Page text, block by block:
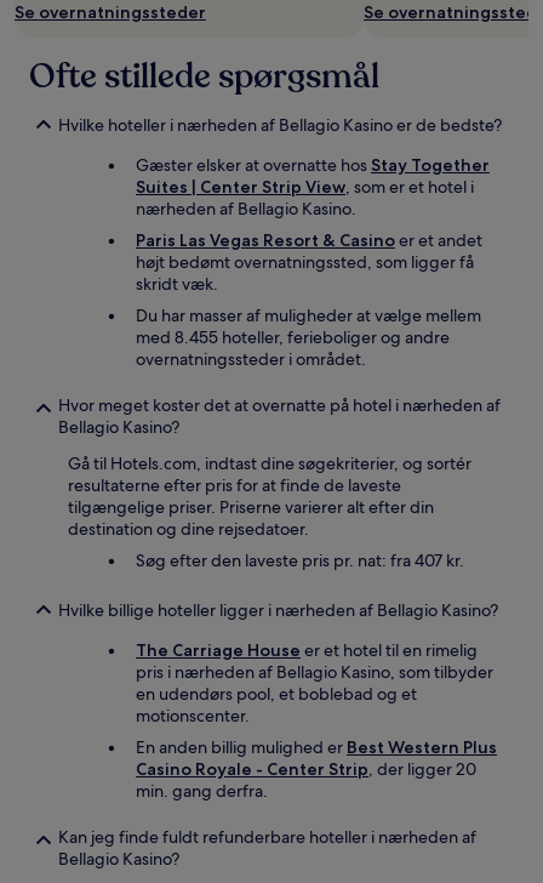
Se overnatningssteder Se
Ofte stillede spørgsmål
Hvilke hoteller i nærheden af Bellagio Kasino er de bedste?
Gæster elsker at overnatte hos Stay Together
Suites | Center Strip View, som er et hotel i
nærheden af Bellagio Kasino.
Paris Las Vegas Resort & Casinoer et andet
højt bedømt overnatningssted, som ligger få
skridt væk.
Du har masser af muligheder at vælge mellem
med 8.455 hoteller, ferieboliger og andre
overnatningssteder i området.
Hvor meget koster det at overnatte på hotel i nærheden af
Bellagio Kasino?
Gå til Hotels.com, indtast dine søgekriterier, og sortér
resultaterne efter pris for at finde de laveste
tilgængelige priser. Priserne varierer alt efter din
destination og dine rejsedatoer.
Søg efter den laveste pris pr. nat: fra 407 kr.
Hvilke billige hoteller ligger i nærheden af Bellagio Kasino?
The Carriage House er et hotel til en rimelig
pris i nærheden af Bellagio Kasino, som tilbyder
en udendørs pool, et boblebad og et
motionscenter.
En anden billig mulighed er Best Western Plus
Casino Royale - Center Strip, der ligger 20
min. gang derfra.
Kan jeg finde fuldt refunderbare hoteller i nærheden af
Bellagio Kasino?